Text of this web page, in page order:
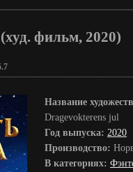
фильм, 2020)
Название
Dragevokterens jul
Год выпуска: 2020
Производство:
В категориях: